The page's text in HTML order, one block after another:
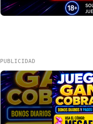
PUBLICIDAD